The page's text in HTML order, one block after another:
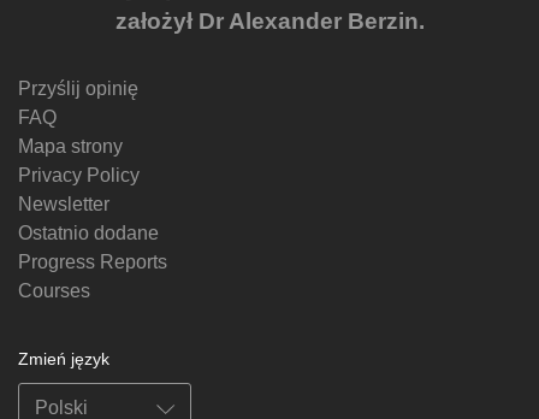
założył Dr Alexander Berzin.
Przyślij opinię
FAQ
Mapa strony
Privacy Policy
Newsletter
Ostatnio dodane
Progress Reports
Courses
Zmień język